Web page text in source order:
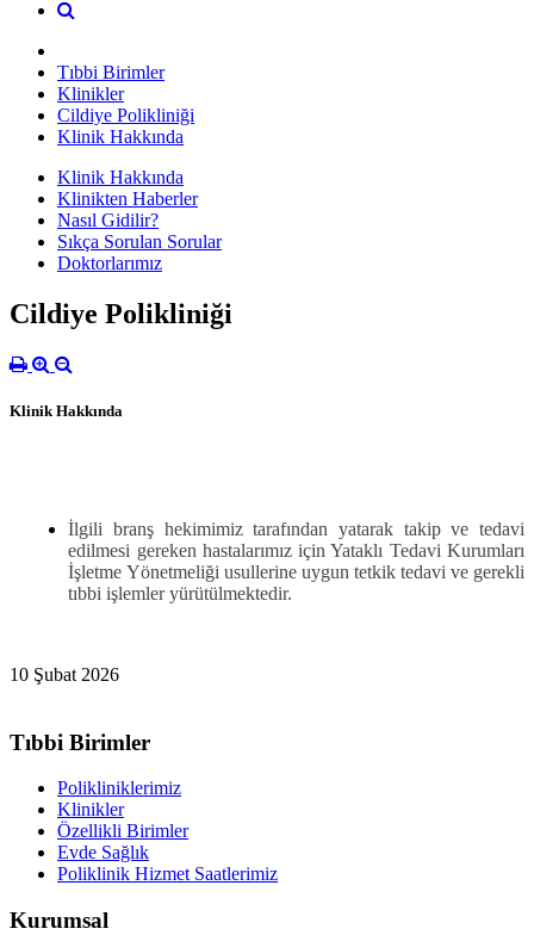
Tıbbi Birimler
Klinikler
Cildiye Polikliniği
Klinik Hakkında
Klinik Hakkında
Klinikten Haberler
Nasıl Gidilir?
Sıkça Sorulan Sorular
Doktorlarımız
Cildiye Polikliniği
Klinik Hakkında
İlgili branş hekimimiz tarafından yatarak takip ve tedavi
edilmesi gereken hastalarımız için Yataklı Tedavi Kurumları
İşletme Yönetmeliği usullerine uygun tetkik tedavi ve gerekli
tıbbi işlemler yürütülmektedir.
10 Şubat 2026
Tıbbi Birimler
Polikliniklerimiz
Klinikler
Özellikli Birimler
Evde Sağlık
Poliklinik Hizmet Saatlerimiz
Kurumsal